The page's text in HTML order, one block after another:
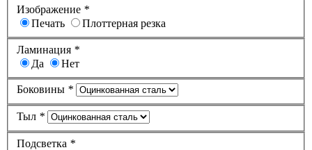
Изображение *
Печать
Плоттерная резка
Ламинация *
Да
Нет
Боковины *
Тыл *
Подсветка *